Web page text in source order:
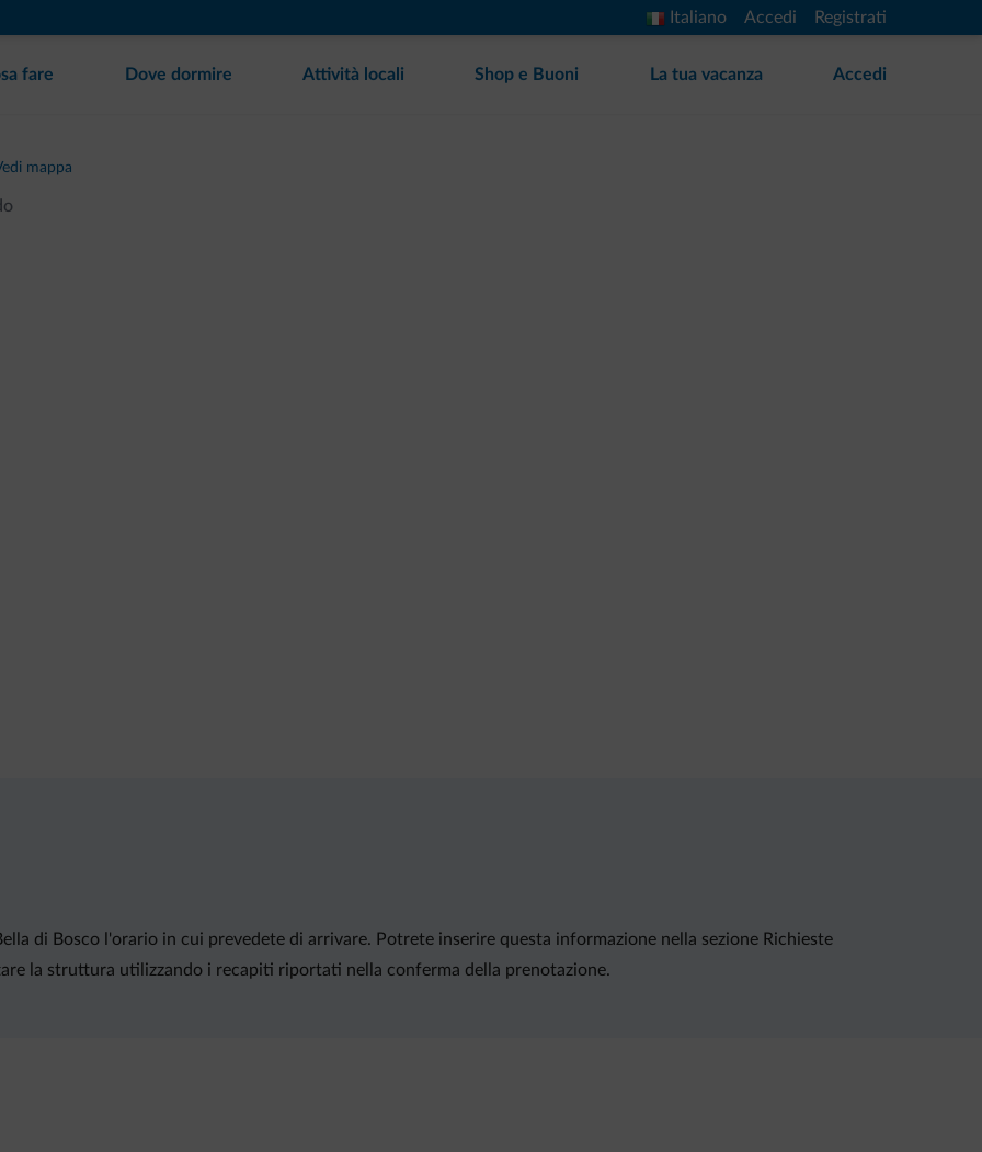
Italiano Accedi Registrati
fare Dove dormire Attività locali Shop e Buoni La tua vacanza Accedi
mappa
di Bosco l'orario in cui prevedete di arrivare. Potrete inserire questa informazione nella sezione Richieste
la struttura utilizzando i recapiti riportati nella conferma della prenotazione.